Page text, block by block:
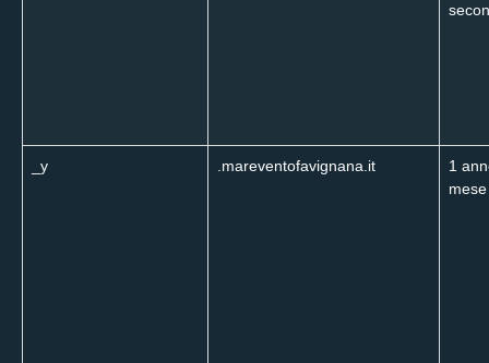
_y .mareventofavignana.it
1
mese